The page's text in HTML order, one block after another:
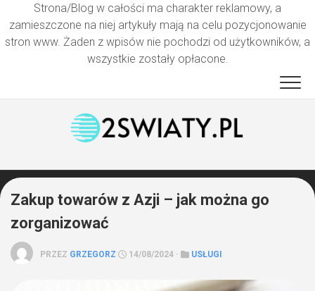
Strona/Blog w całości ma charakter reklamowy, a
zamieszczone na niej artykuły mają na celu pozycjonowanie
stron www. Żaden z wpisów nie pochodzi od użytkowników, a
wszystkie zostały opłacone.
Zakup towarów z Azji – jak można go
zorganizować
PRZEZ GRZEGORZ 14/08/2024 · USŁUGI